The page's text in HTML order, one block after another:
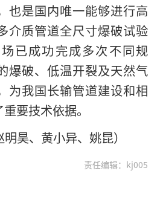
也是国内唯一能够进行高
介质管道全尺寸爆破试验
已成功完成多次不同规
爆破、低温开裂及天然气
为我国长输管道建设和相
要技术依据。
、黄小异、姚昆）
责任编辑：kj005